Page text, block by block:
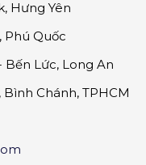
Hưng Yên
Phú Quốc
Lức, Long An
Chánh, TPHCM